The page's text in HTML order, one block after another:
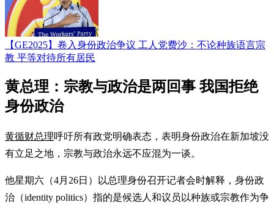
【GE2025】卷入身份政治争议 工人党费沙：不论种族语言宗
教 平等对待所有居民
黄总理：宗教与政治是两回事 我国拒绝
身份政治
黄循财总理呼吁所有政党明确表态，表明身份政治在新加坡没
有立足之地，宗教与政治永远不应混为一谈。
他星期六（4月26日）以总理身份召开记者会时解释，身份政
治（identity politics）指的是候选人和议员以种族或宗教作为争